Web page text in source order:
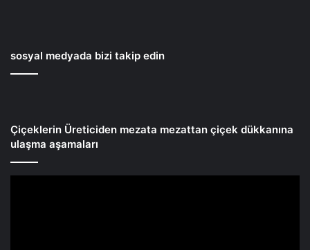
sosyal medyada bizi takip edin
Çiçeklerin Üreticiden mezata mezattan çiçek dükkanına
ulaşma aşamaları